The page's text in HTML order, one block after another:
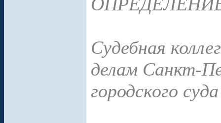
Судебная
делам Санкт-
городского